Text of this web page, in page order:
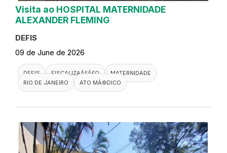
Visita ao HOSPITAL MATERNIDADE
ALEXANDER FLEMING
DEFIS
09 de June de 2026
DEFIS FISCALIZAÃ§Ã£O
MATERNIDADE
RIO DE JANEIRO
ATO MÃ©DICO